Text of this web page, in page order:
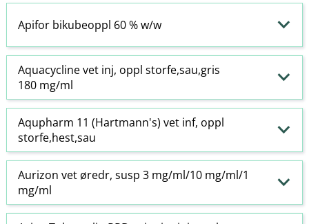
Apifor bikubeoppl 60 % w​/​w
Aquacycline vet inj, oppl storfe,sau,gris
180 mg/ml
Aqupharm 11 (Hartmann's) vet inf, oppl
storfe,hest,sau
Aurizon vet øredr, susp 3 mg/ml/10 mg/ml/1
mg/ml